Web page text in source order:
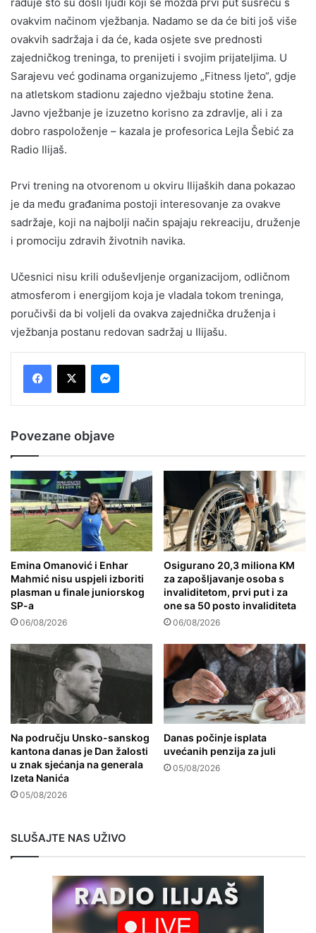
raduje što su došli ljudi koji se možda prvi put susreću s
ovakvim načinom vježbanja. Nadamo se da će biti još više
ovakvih sadržaja i da će, kada osjete sve prednosti
zajedničkog treninga, to prenijeti i svojim prijateljima. U
Sarajevu već godinama organizujemo „Fitness ljeto“, gdje
na atletskom stadionu zajedno vježbaju stotine žena.
Javno vježbanje je izuzetno korisno za zdravlje, ali i za
dobro raspoloženje – kazala je profesorica Lejla Šebić za
Radio Ilijaš.
Prvi trening na otvorenom u okviru Ilijaških dana pokazao
je da među građanima postoji interesovanje za ovakve
sadržaje, koji na najbolji način spajaju rekreaciju, druženje
i promociju zdravih životnih navika.
Učesnici nisu krili oduševljenje organizacijom, odličnom
atmosferom i energijom koja je vladala tokom treninga,
poručivši da bi voljeli da ovakva zajednička druženja i
vježbanja postanu redovan sadržaj u Ilijašu.
Povezane objave
Emina Omanović i Enhar
Mahmić nisu uspjeli izboriti
plasman u finale juniorskog
SP-a
06/08/2026
Osigurano 20,3 miliona KM
za zapošljavanje osoba s
invaliditetom, prvi put i za
one sa 50 posto invaliditeta
06/08/2026
Na području Unsko-sanskog
kantona danas je Dan žalosti
u znak sjećanja na generala
Izeta Nanića
05/08/2026
Danas počinje isplata
uvećanih penzija za juli
05/08/2026
SLUŠAJTE NAS UŽIVO